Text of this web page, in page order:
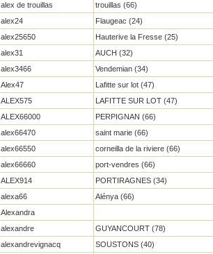
alex de trouillas
trouillas (66)
alex24
Flaugeac (24)
alex25650
Hauterive la Fresse (25)
alex31
AUCH (32)
alex3466
Vendemian (34)
Alex47
Lafitte sur lot (47)
ALEX575
LAFITTE SUR LOT (47)
ALEX66000
PERPIGNAN (66)
alex66470
saint marie (66)
alex66550
corneilla de la riviere (66)
alex66660
port-vendres (66)
ALEX914
PORTIRAGNES (34)
alexa66
Alénya (66)
Alexandra
alexandre
GUYANCOURT (78)
alexandrevignacq
SOUSTONS (40)